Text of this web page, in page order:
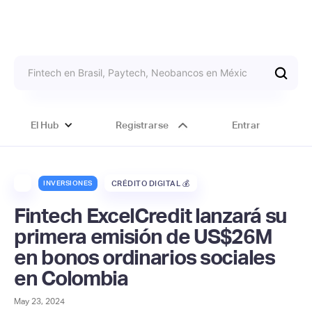
El Hub Registrarse Entrar
INVERSIONES CRÉDITO DIGITAL 💰
Fintech ExcelCredit lanzará su
primera emisión de US$26M
en bonos ordinarios sociales
en Colombia
May 23, 2024